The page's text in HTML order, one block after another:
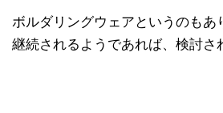
ボルダリングウェアというのもあ
継続されるようであれば、検討さ